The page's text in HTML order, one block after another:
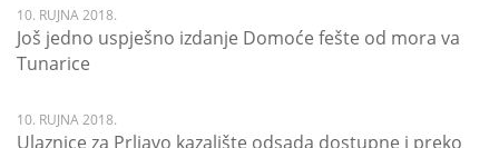
10. RUJNA 2018.
Još jedno uspješno izdanje Domoće fešte od mora va
Tunarice
10. RUJNA 2018.
Ulaznice za Prljavo kazalište odsada dostupne i preko